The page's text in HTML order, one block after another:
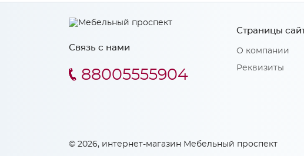
Связь с нами
88005555904
Страницы
О компании
Реквизиты
© 2026, интернет-магазин Мебельный проспект